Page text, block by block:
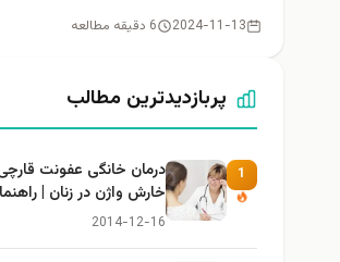
2024-11-13 6 دقیقه مطالعه
پربازدیدترین مطالب
1
درمان خانگی عفونت
خارش واژن در زنان |
ایمن و کاربردی
2014-12-16